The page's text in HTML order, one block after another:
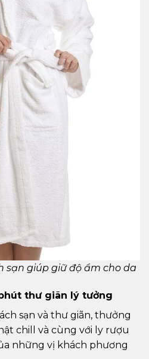
sạn giúp giữ độ ẩm cho da
thư giãn lý tưởng
sạn và thư giãn, thưởng
chill và cùng với ly rượu
những vị khách phương